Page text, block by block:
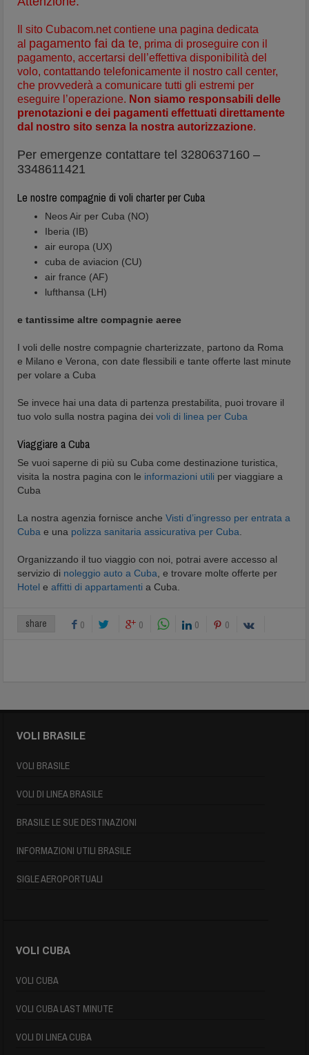
Il sito Cubacom.net contiene una pagina dedicata
al pagamento fai da te, prima di proseguire con il
pagamento, accertarsi dell’effettiva disponibilità del
volo, contattando telefonicamente il nostro call center,
che provvederà a comunicare tutti gli estremi per
eseguire l’operazione. Non siamo responsabili delle
prenotazioni e dei pagamenti effettuati direttamente
dal nostro sito senza la nostra autorizzazione.
Per emergenze contattare tel 3280637160 –
3348611421
Le nostre compagnie di voli charter per Cuba
Neos Air per Cuba (NO)
Iberia (IB)
air europa (UX)
cuba de aviacion (CU)
air france (AF)
lufthansa (LH)
e tantissime altre compagnie aeree
I voli delle nostre compagnie charterizzate, partono da Roma
e Milano e Verona, con date flessibili e tante offerte last minute
per volare a Cuba
Se invece hai una data di partenza prestabilita, puoi trovare il
tuo volo sulla nostra pagina deivoli di linea per Cuba
Viaggiare a Cuba
Se vuoi saperne di più su Cuba come destinazione turistica,
visita la nostra pagina con le informazioni utili per viaggiare a
Cuba
La nostra agenzia fornisce ancheVisti d’ingresso per entrata a
Cuba e una polizza sanitaria assicurativa per Cuba
Organizzando il tuo viaggio con noi, potrai avere accesso al
servizio di noleggio auto a Cuba , e trovare molte offerte per
Hotel eaffitti di appartamenti a Cuba.
share 0 0 0 0
VOLI BRASILE
VOLI BRASILE
VOLI DI LINEA BRASILE
BRASILE LE SUE DESTINAZIONI
INFORMAZIONI UTILI BRASILE
SIGLE AEROPORTUALI
VOLI CUBA
VOLI CUBA
VOLI CUBA LAST MINUTE
VOLI DI LINEA CUBA